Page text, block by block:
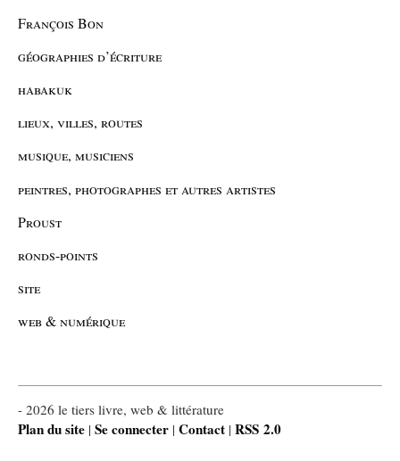
François Bon
géographies d’écriture
habakuk
lieux, villes, routes
musique, musiciens
peintres, photographes et autres artistes
Proust
ronds-points
site
web & numérique
- 2026 le tiers livre, web & littérature
Plan du site | Se connecter | Contact | RSS 2.0